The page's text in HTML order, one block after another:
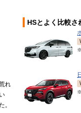
れ
。
HSとよく比較さ